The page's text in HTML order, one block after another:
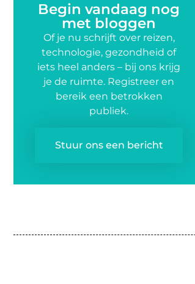
Begin vandaag nog
met bloggen
Of je nu schrijft over reizen,
technologie, gezondheid of
iets heel anders – bij ons krijg
je de ruimte. Registreer en
bereik een betrokken
publiek.
Stuur ons een bericht